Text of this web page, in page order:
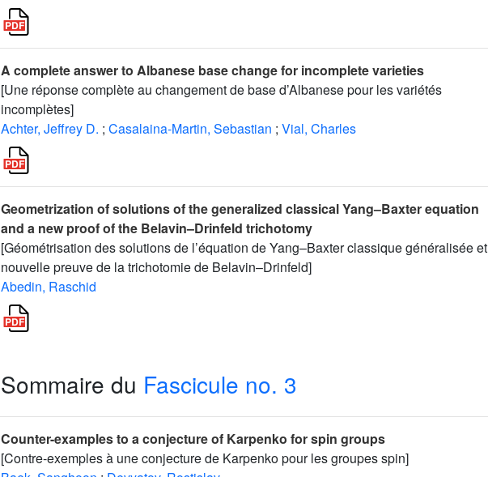
A complete answer to Albanese base change for incomplete varieties
[Une réponse complète au changement de base d’Albanese pour les variétés
incomplètes]
Achter, Jeffrey D. ; Casalaina-Martin, Sebastian ; Vial, Charles
Geometrization of solutions of the generalized classical Yang–Baxter equation
and a new proof of the Belavin–Drinfeld trichotomy
[Géométrisation des solutions de l’équation de Yang–Baxter classique généralisée et
nouvelle preuve de la trichotomie de Belavin–Drinfeld]
Abedin, Raschid
Sommaire du Fascicule no. 3
Counter-examples to a conjecture of Karpenko for spin groups
[Contre-exemples à une conjecture de Karpenko pour les groupes spin]